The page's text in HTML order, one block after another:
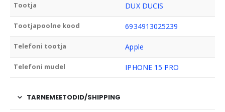
Tootja DUX DUCIS
Tootjapoolne kood 6934913025239
Telefoni tootja Apple
Telefoni mudel IPHONE 15 PRO
TARNEMEETODID/SHIPPING